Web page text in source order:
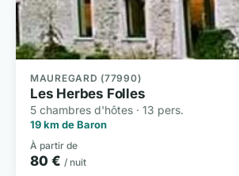
MAUREGARD (77990)
Les Herbes Folles
5 chambres d'hôtes · 13 pers.
19 km de Baron
À partir de
80 € / nuit